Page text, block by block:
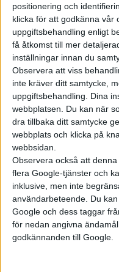
positionering och
klicka för att godkänna vår
uppgiftsbehandling enligt
få åtkomst till mer
inställningar innan du
Observera att viss
inte kräver ditt samtycke,
uppgiftsbehandling. Dina
webbplatsen. Du kan när
dra tillbaka ditt samtycke
webbplats och klicka på
webbsidan.
Observera också att
flera Google-tjänster och
inklusive, men inte
användarbeteende. Du
Google och dess taggar
för nedan angivna
godkännanden till Google.
Mest lästa
7 aug 2026
Studie: Förbränningsbilar
7 aug 2026
EU-plan: V2G-krav ska göra
5 aug 2026
Uppgift: då kommer Volvos
6 aug 2026
Säljstart för
6 aug 2026
Nu även Byd – då vill jätten